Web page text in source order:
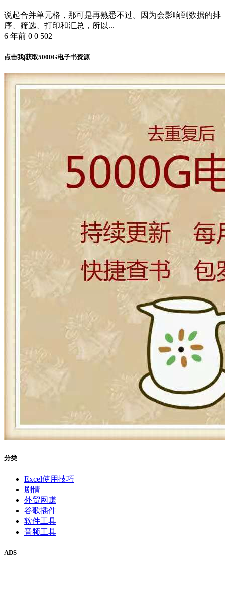
说起合并单元格，那可是再熟悉不过。因为会影响到数据的排
序、筛选、打印和汇总，所以...
6 年前 0 0 502
点击我|获取5000G电子书资源
分类
Excel使用技巧
剧情
外贸网赚
谷歌插件
软件工具
音频工具
ADS